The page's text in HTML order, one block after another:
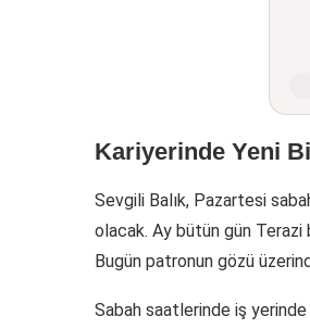
Kariyerinde Yeni
Sevgili Balık, Pazartesi
olacak. Ay bütün gün Terazi
Bugün patronun gözü
Sabah saatlerinde iş